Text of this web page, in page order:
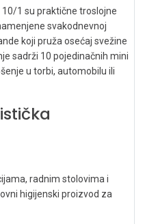
1 su praktične troslojne
svakodnevnoj
koji pruža osećaj svežine
sadrži 10 pojedinačnih mini
u torbi, automobilu ili
radnim stolovima i
higijenski proizvod za